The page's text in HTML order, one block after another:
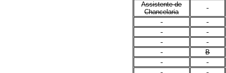
Assistente de
Chancelaria
B